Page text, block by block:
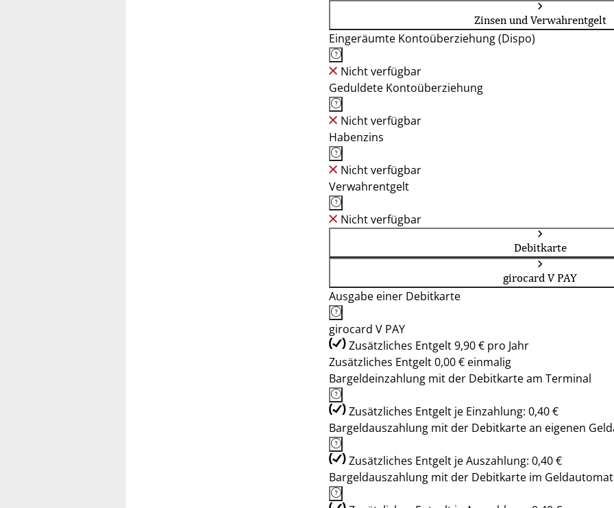
Zinsen und Verwahrentgelt
Eingeräumte Kontoüberziehung (Dispo)
Nicht verfügbar
Geduldete Kontoüberziehung
Nicht verfügbar
Habenzins
Nicht verfügbar
Verwahrentgelt
Nicht verfügbar
Debitkarte
girocard V PAY
Ausgabe einer Debitkarte
girocard V PAY
Zusätzliches Entgelt 9,90 € pro Jahr
Zusätzliches Entgelt 0,00 € einmalig
Bargeldeinzahlung mit der Debitkarte am Terminal
Zusätzliches Entgelt je Einzahlung: 0,40 €
Bargeldauszahlung mit der Debitkarte an eigenen
Zusätzliches Entgelt je Auszahlung: 0,40 €
Bargeldauszahlung mit der Debitkarte im